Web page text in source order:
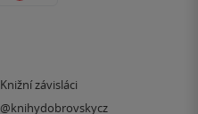
Knižní závisláci
@knihydobrovskycz